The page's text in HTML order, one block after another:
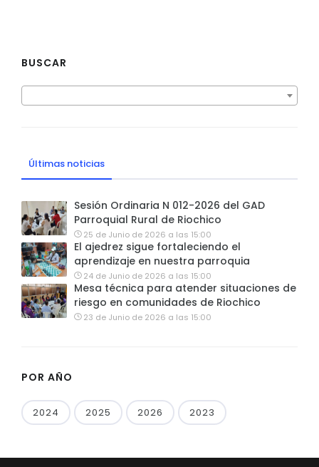
BUSCAR
Últimas noticias
Sesión Ordinaria N 012-2026 del GAD
Parroquial Rural de Riochico
25 de Junio de 2026 a las 15:00
El ajedrez sigue fortaleciendo el
aprendizaje en nuestra parroquia
24 de Junio de 2026 a las 15:00
Mesa técnica para atender situaciones de
riesgo en comunidades de Riochico
23 de Junio de 2026 a las 15:00
POR AÑO
2024 2025 2026 2023